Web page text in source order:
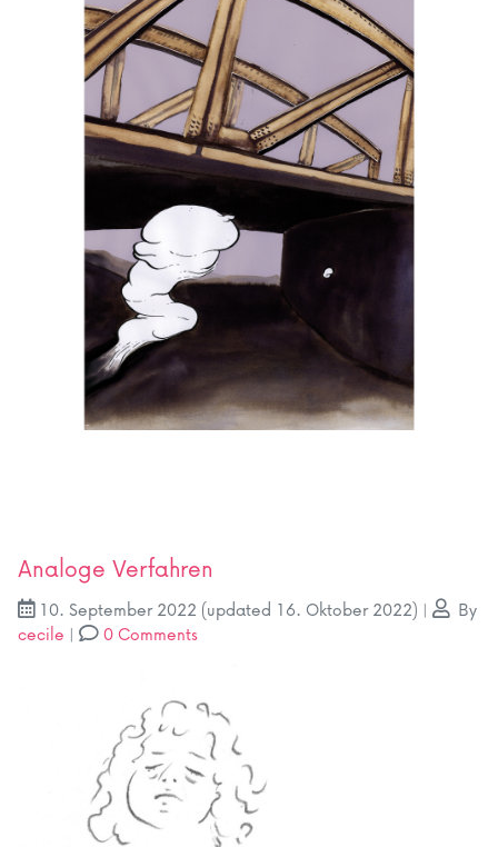
Analoge Verfahren
10. September 2022 (updated 16. Oktober 2022) |
By
cecile | 0 Comments